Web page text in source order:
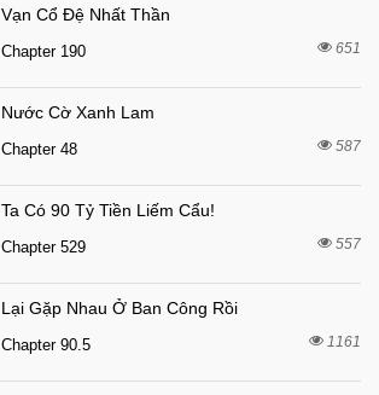
6 tháng trước
6 tháng trước
6 tháng trước
6 tháng trước
Vạn Cổ Đệ Nhất Thần
Chapter 190 651
Nước Cờ Xanh Lam
Chapter 48 587
Ta Có 90 Tỷ Tiền Liếm Cẩu!
Chapter 529 557
Lại Gặp Nhau Ở Ban Công Rồi
Chapter 90.5 1161